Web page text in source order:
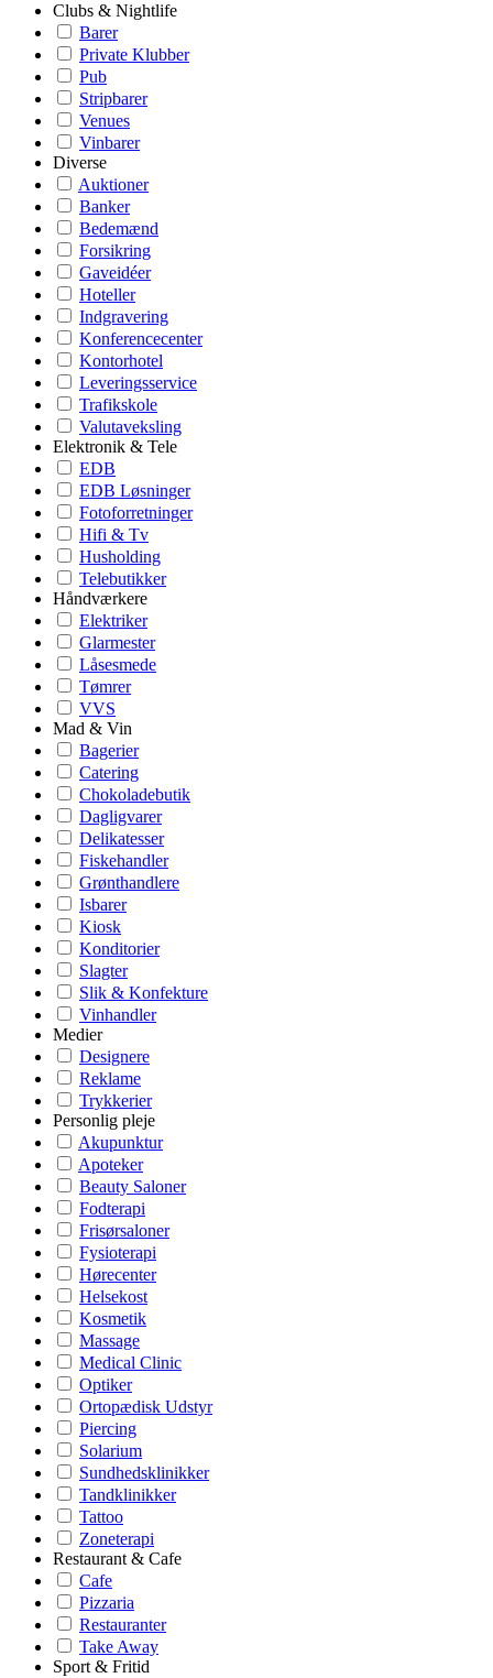
Clubs & Nightlife
Barer
Private Klubber
Pub
Stripbarer
Venues
Vinbarer
Diverse
Auktioner
Banker
Bedemænd
Forsikring
Gaveidéer
Hoteller
Indgravering
Konferencecenter
Kontorhotel
Leveringsservice
Trafikskole
Valutaveksling
Elektronik & Tele
EDB
EDB Løsninger
Fotoforretninger
Hifi & Tv
Husholding
Telebutikker
Håndværkere
Elektriker
Glarmester
Låsesmede
Tømrer
VVS
Mad & Vin
Bagerier
Catering
Chokoladebutik
Dagligvarer
Delikatesser
Fiskehandler
Grønthandlere
Isbarer
Kiosk
Konditorier
Slagter
Slik & Konfekture
Vinhandler
Medier
Designere
Reklame
Trykkerier
Personlig pleje
Akupunktur
Apoteker
Beauty Saloner
Fodterapi
Frisørsaloner
Fysioterapi
Hørecenter
Helsekost
Kosmetik
Massage
Medical Clinic
Optiker
Ortopædisk Udstyr
Piercing
Solarium
Sundhedsklinikker
Tandklinikker
Tattoo
Zoneterapi
Restaurant & Cafe
Cafe
Pizzaria
Restauranter
Take Away
Sport & Fritid